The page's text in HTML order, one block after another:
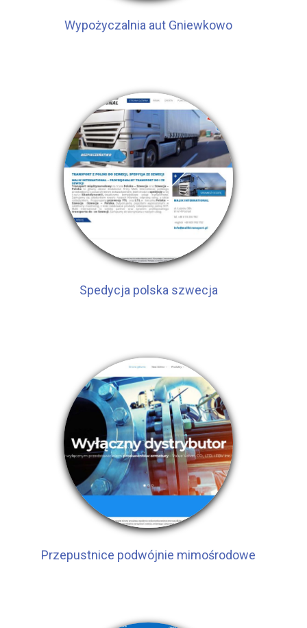
Wypożyczalnia aut Gniewkowo
Spedycja polska szwecja
Przepustnice podwójnie mimośrodowe